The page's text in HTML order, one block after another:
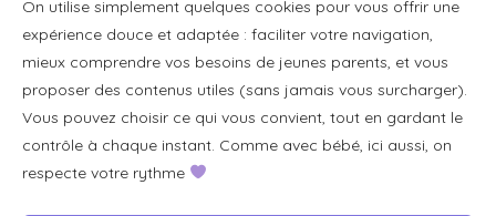
On utilise simplement quelques cookies pour vous offrir une
expérience douce et adaptée : faciliter votre navigation,
mieux comprendre vos besoins de jeunes parents, et vous
proposer des contenus utiles (sans jamais vous surcharger).
Vous pouvez choisir ce qui vous convient, tout en gardant le
contrôle à chaque instant. Comme avec bébé, ici aussi, on
respecte votre rythme
À propos
Plan du site
Tous les articles
Professionnels & partenariats